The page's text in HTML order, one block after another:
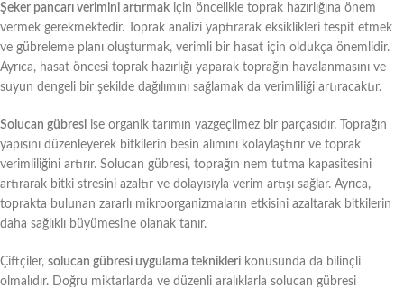
Şeker pancarı verimini artırmak için öncelikle toprak hazırlığına önem
vermek gerekmektedir. Toprak analizi yaptırarak eksiklikleri tespit etmek
ve gübreleme planı oluşturmak, verimli bir hasat için oldukça önemlidir.
Ayrıca, hasat öncesi toprak hazırlığı yaparak toprağın havalanmasını ve
suyun dengeli bir şekilde dağılımını sağlamak da verimliliği artıracaktır.
Solucan gübresi ise organik tarımın vazgeçilmez bir parçasıdır. Toprağın
yapısını düzenleyerek bitkilerin besin alımını kolaylaştırır ve toprak
verimliliğini artırır. Solucan gübresi, toprağın nem tutma kapasitesini
artırarak bitki stresini azaltır ve dolayısıyla verim artışı sağlar. Ayrıca,
toprakta bulunan zararlı mikroorganizmaların etkisini azaltarak bitkilerin
daha sağlıklı büyümesine olanak tanır.
Çiftçiler, solucan gübresi uygulama teknikleri konusunda da bilinçli
olmalıdır. Doğru miktarlarda ve düzenli aralıklarla solucan gübresi